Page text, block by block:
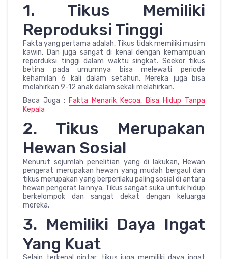
1. Tikus Memiliki
Reproduksi Tinggi
Fakta yang pertama adalah, Tikus tidak memiliki musim
kawin, Dan juga sangat di kenal dengan kemampuan
reporduksi tinggi dalam waktu singkat. Seekor tikus
betina pada umumnya bisa melewati periode
kehamilan 6 kali dalam setahun. Mereka juga bisa
melahirkan 9-12 anak dalam sekali melahirkan.
Baca Juga : Fakta Menarik Kecoa, Bisa Hidup Tanpa
Kepala
2. Tikus Merupakan
Hewan Sosial
Menurut sejumlah penelitian yang di lakukan, Hewan
pengerat merupakan hewan yang mudah bergaul dan
tikus merupakan yang berperilaku paling sosial di antara
hewan pengerat lainnya. Tikus sangat suka untuk hidup
berkelompok dan sangat dekat dengan keluarga
mereka.
3. Memiliki Daya Ingat
Yang Kuat